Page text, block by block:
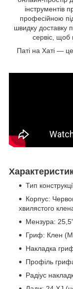
інструментів
професійною
швидку доставку
сервіс, щоб
Паті на Хаті —
Тип
Корпус:
хвилястого
Мензура:
Гриф: Клен
Накладка
Профіль
Радіус